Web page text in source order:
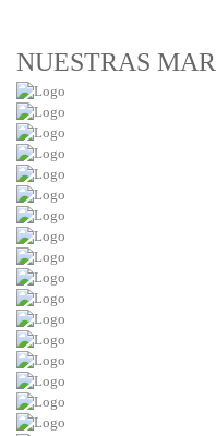
NUESTRAS